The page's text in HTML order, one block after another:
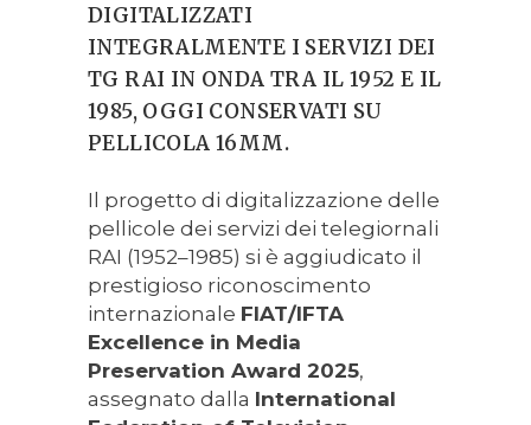
DIGITALIZZATI
INTEGRALMENTE I SERVIZI DEI
TG RAI IN ONDA TRA IL 1952 E IL
1985, OGGI CONSERVATI SU
PELLICOLA 16MM.
Il progetto di digitalizzazione delle
pellicole dei servizi dei telegiornali
RAI (1952–1985) si è aggiudicato il
prestigioso riconoscimento
internazionale FIAT/IFTA
Excellence in Media
Preservation Award 2025,
assegnato dalla International